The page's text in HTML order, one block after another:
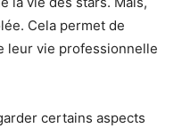
Cela permet de
leur vie professionnelle
certains aspects